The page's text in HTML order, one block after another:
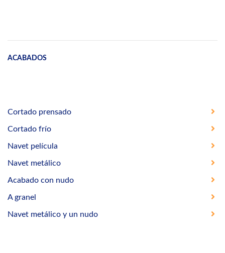
ACABADOS
Cortado prensado
Cortado frío
Navet película
Navet metálico
Acabado con nudo
A granel
Navet metálico y un nudo